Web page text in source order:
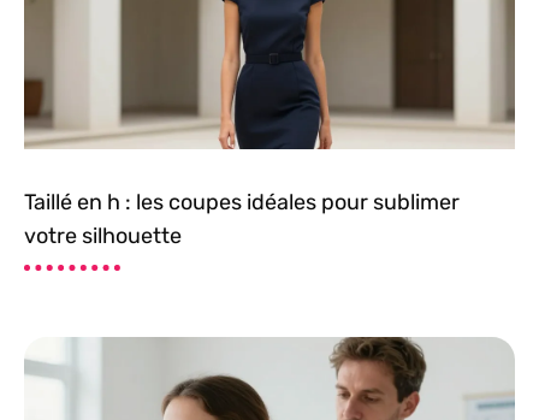
Taillé en h : les coupes idéales pour sublimer
votre silhouette